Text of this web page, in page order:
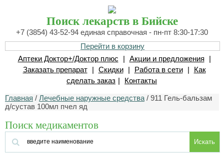
Поиск лекарств в Бийске
+7 (3854) 43-52-94 единая справочная - пн-пт 8:30-17:30
Перейти в корзину
Аптеки Доктор+/Доктор плюс
| Акции и предложения
|
Заказать препарат
| Скидки | Работа в сети |
Как
сделать заказ | Контакты
Главная / Лечебные наружные средства / 911 Гель-бальзам
д/сустав 100мл пчел яд
Поиск медикаментов
Искать